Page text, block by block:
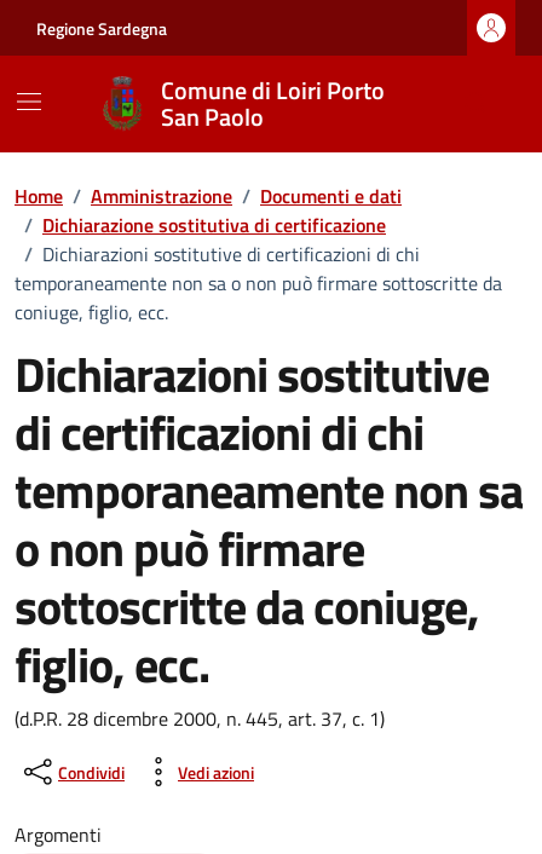
Regione Sardegna
Comune di Loiri Porto
San Paolo
Home / Amministrazione / Documenti e dati
/ Dichiarazione sostitutiva di certificazione
/ Dichiarazioni sostitutive di certificazioni di chi
temporaneamente non sa o non può firmare sottoscritte da
coniuge, figlio, ecc.
Dichiarazioni sostitutive
di certificazioni di chi
temporaneamente non sa
o non può firmare
sottoscritte da coniuge,
figlio, ecc.
Dettagli del documento
(d.P.R. 28 dicembre 2000, n. 445, art. 37, c. 1)
Condividi Vedi azioni
Argomenti